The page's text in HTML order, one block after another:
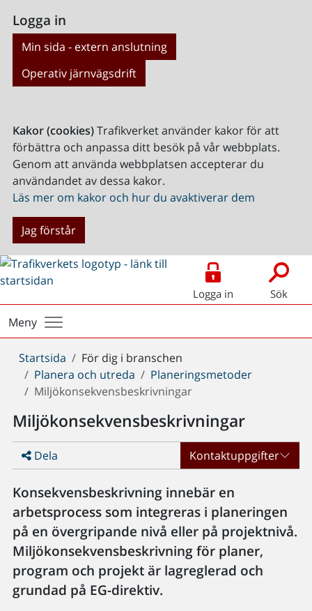
Logga in
Min sida - extern anslutning
Operativ järnvägsdrift
Kakor (cookies)Trafikverket använder kakor för att
förbättra och anpassa ditt besök på vår webbplats.
Genom att använda webbplatsen accepterar du
användandet av dessa kakor.
Läs mer om kakor och hur du avaktiverar dem
Jag förstår
Logga in Sök
Meny
Du
är
här:
Startsida
För dig i branschen
Planera och utreda
Planeringsmetoder
Miljökonsekvensbeskrivningar
Miljökonsekvensbeskrivningar
Dela Kontaktuppgifter
Konsekvensbeskrivning innebär en
arbetsprocess som integreras i planeringen
på en övergripande nivå eller på projektnivå.
Miljökonsekvensbeskrivning för planer,
program och projekt är lagreglerad och
grundad på EG-direktiv.